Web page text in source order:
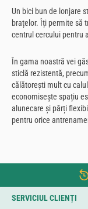
Un bici bun de lonjare
brațelor. Îți permite să
centrul cercului pentru
În gama noastră vei
sticlă rezistentă,
călătorești mult cu
economisește spațiu
alunecare și părți
pentru orice
SERVICIUL CLIENȚI